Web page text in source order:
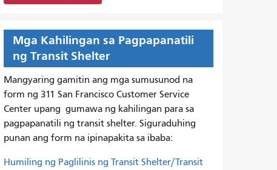
Mga Kahilingan sa Pagpapanatili
ng Transit Shelter
Mangyaring gamitin ang mga sumusunod na
form ng 311 San Francisco Customer Service
Center upang gumawa ng kahilingan para sa
pagpapanatili ng transit shelter. Siguraduhing
punan ang form na ipinapakita sa ibaba:
Humiling ng Paglilinis ng Transit Shelter/Transit